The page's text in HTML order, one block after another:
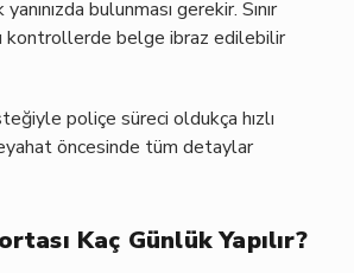
bulunması gerekir. Sınır
kontrollerde belge ibraz edilebilir
poliçe süreci oldukça hızlı
öncesinde tüm detaylar
Kaç Günlük Yapılır?